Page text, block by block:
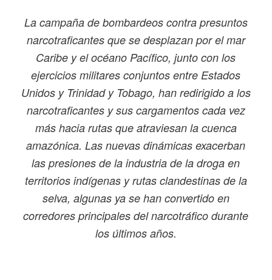
La campaña de bombardeos contra presuntos
narcotraficantes que se desplazan por el mar
Caribe y el océano Pacífico, junto con los
ejercicios militares conjuntos entre Estados
Unidos y Trinidad y Tobago, han redirigido a los
narcotraficantes y sus cargamentos cada vez
más hacia rutas que atraviesan la cuenca
amazónica. Las nuevas dinámicas exacerban
las presiones de la industria de la droga en
territorios indígenas y rutas clandestinas de la
selva, algunas ya se han convertido en
corredores principales del narcotráfico durante
los últimos años.